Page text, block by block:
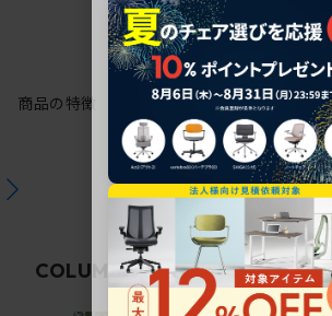
商品の特徴
COLUMN関連コラム